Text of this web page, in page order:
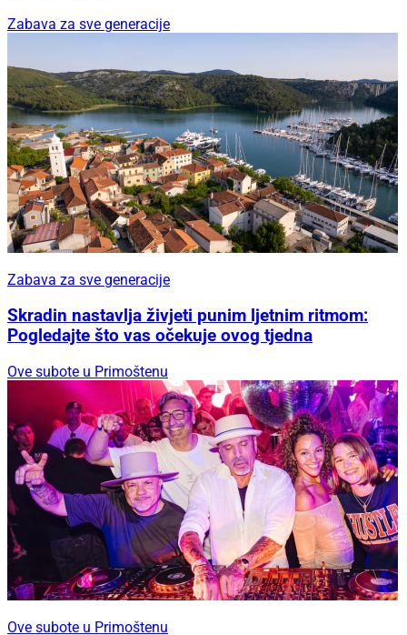
Zabava za sve generacije
Zabava za sve generacije
Skradin nastavlja živjeti punim ljetnim ritmom:
Pogledajte što vas očekuje ovog tjedna
Ove subote u Primoštenu
Ove subote u Primoštenu